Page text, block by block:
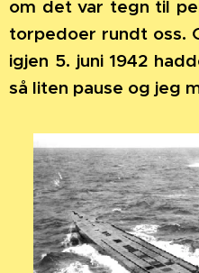
om det var tegn til
torpedoer rundt oss.
igjen 5. juni 1942
så liten pause og jeg